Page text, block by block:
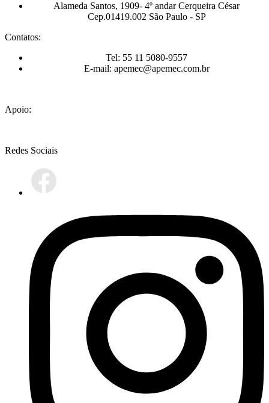
Alameda Santos, 1909- 4º andar Cerqueira César
Cep.01419.002 São Paulo - SP
Contatos:
Tel: 55 11 5080-9557
E-mail: apemec@apemec.com.br
Apoio:
Redes Sociais